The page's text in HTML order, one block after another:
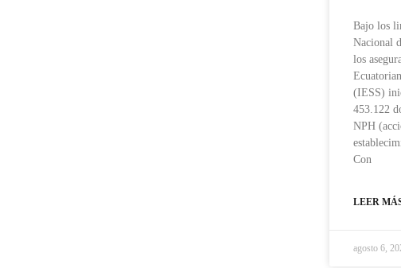
Bajo los
Nacional
los
(IESS)
453.122
NPH
Con
LEER
agosto 6,